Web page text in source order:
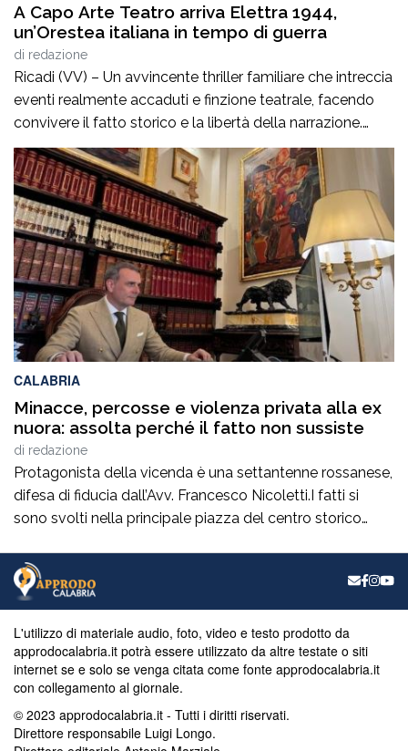
A Capo Arte Teatro arriva Elettra 1944,
un’Orestea italiana in tempo di guerra
di redazione
Ricadi (VV) – Un avvincente thriller familiare che intreccia
eventi realmente accaduti e finzione teatrale, facendo
convivere il fatto storico e la libertà della narrazione.
Martedì 11 agosto alle 21:30, nel teatro di Torre Marrana,
arriva lo spettacolo “Elettra 1944”, con Pamela Villoresi,
Giulio Corso, Francesco Foti, Alice Spisa, Cristina Todaro
e Giacomo Andrea Faroldi, […]
CALABRIA
Minacce, percosse e violenza privata alla ex
nuora: assolta perché il fatto non sussiste
di redazione
Protagonista della vicenda è una settantenne rossanese,
difesa di fiducia dall’Avv. Francesco Nicoletti.I fatti si
sono svolti nella principale piazza del centro storico
articolata denuncia-querela presentata dalla ex nuora
presso la Stazione dei Carabinieri di Rossano Centro. La
70enne era accusata di aver più volte infastidito, offeso
[…]
L'utilizzo di materiale audio, foto, video e testo prodotto da
approdocalabria.it potrà essere utilizzato da altre testate o siti
internet se e solo se venga citata come fonte approdocalabria.it
con collegamento al giornale.
© 2023 approdocalabria.it - Tutti i diritti riservati.
Direttore responsabile Luigi Longo.